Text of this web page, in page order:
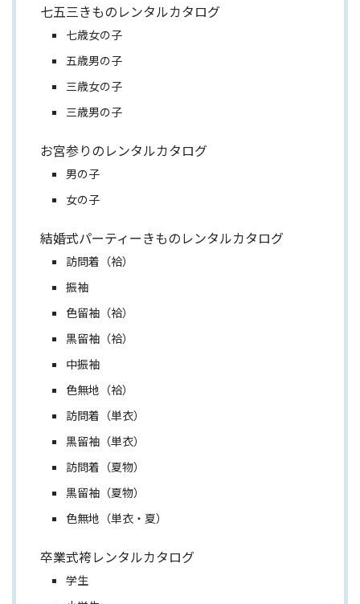
七五三きものレンタルカタログ
七歳女の子
五歳男の子
三歳女の子
三歳男の子
お宮参りのレンタルカタログ
男の子
女の子
結婚式パーティーきものレンタルカタログ
訪問着（袷）
振袖
色留袖（袷）
黒留袖（袷）
中振袖
色無地（袷）
訪問着（単衣）
黒留袖（単衣）
訪問着（夏物）
黒留袖（夏物）
色無地（単衣・夏）
卒業式袴レンタルカタログ
学生